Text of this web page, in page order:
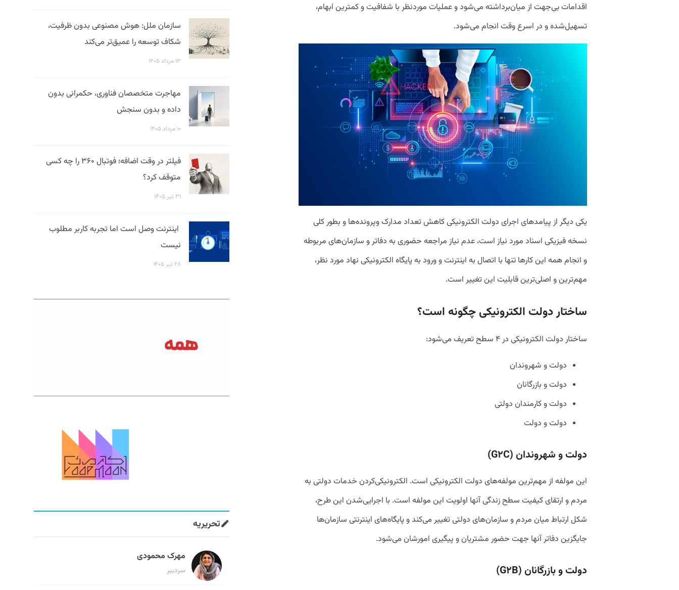
اقدامات بی‌جهت از میان‌برداشته می‌شود و عملیات موردنظر با شفافیت و کمترین ابهام،
تسهیل‌شده و در اسرع وقت انجام می‌شود.
یکی دیگر از پیامدهای اجرای دولت الکترونیکی کاهش تعداد مدارک وپرونده‌ها و بطور کلی
نسخه‌ فیزیکی اسناد مورد نیاز است، عدم نیاز مراجعه حضوری به دفاتر و سازمان‌های مربوطه
و انجام همه این کارها تنها با اتصال به اینترنت و ورود به پایگاه الکترونیکی نهاد مورد نظر،
مهم‌ترین و اصلی‌ترین قابلیت این تغییر است.
ساختار دولت الکترونیکی چگونه است؟
ساختار دولت الکترونیکی در ۴ سطح تعریف می‌شود:
دولت و شهروندان
دولت و بازرگانان
دولت و کارمندان دولتی
دولت و دولت
دولت و شهروندان (G٢C)
این مولفه از مهم‌ترین مولفه‌های دولت الکترونیکی است. الکترونیکی‌کردن خدمات دولتی به
مردم و ارتقای کیفیت سطح زندگی آنها اولویت این مولفه است. با اجرایی‌شدن این طرح،
شکل ارتباط میان مردم و سازمان‌‌‌های دولتی تغییر می‌کند و پایگاه‌های اینترنتی سازمان‌ها
جایگزین دفاتر آنها جهت حضور مشتریان و پیگیری امورشان می‌شود.
دولت و بازرگانان (G٢B)
سازمان ملل: هوش مصنوعی بدون ظرفیت،
شکاف توسعه را عمیق‌تر می‌کند
۱۳ مرداد ۱۴۰۵
مهاجرت متخصصان فناوری، حکمرانی بدون
داده و بدون سنجش
۱۰ مرداد ۱۴۰۵
فیلتر در وقت اضافه؛ فوتبال ۳۶۰ را چه کسی
متوقف کرد؟
۳۱ تیر ۱۴۰۵
اینترنت وصل است اما تجربه کاربر مطلوب
نیست
۲۸ تیر ۱۴۰۵
تحریریه
مهرک محمودی
سردبیر